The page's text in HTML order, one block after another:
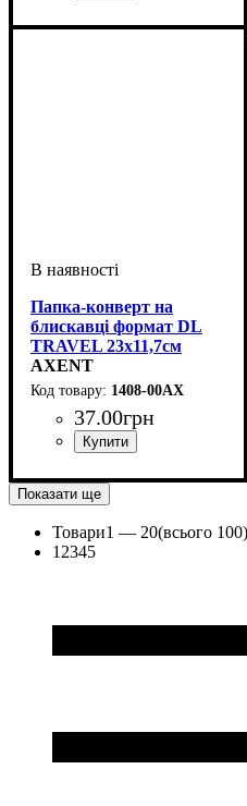
Папка-конверт на
блискавці формат DL
TRAVEL 23х11,7см
AXENT
1408-00АХ
37.00грн
Показати ще
Товари1 — 20(всього 100)
1 2345